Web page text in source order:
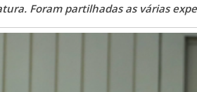
Foram partilhadas as várias